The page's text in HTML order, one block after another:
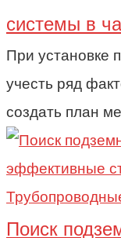
системы в
При установке
учесть ряд
создать план
Поиск